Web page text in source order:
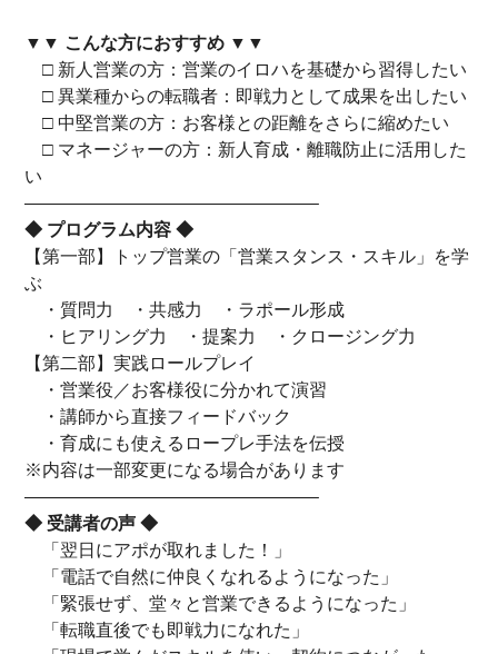
▼▼ こんな方におすすめ ▼▼
□ 新人営業の方：営業のイロハを基礎から習得したい
□ 異業種からの転職者：即戦力として成果を出したい
□ 中堅営業の方：お客様との距離をさらに縮めたい
□ マネージャーの方：新人育成・離職防止に活用した
い
————————————————–
◆ プログラム内容 ◆
【第一部】トップ営業の「営業スタンス・スキル」を学
ぶ
・質問力 ・共感力 ・ラポール形成
・ヒアリング力 ・提案力 ・クロージング力
【第二部】実践ロールプレイ
・営業役／お客様役に分かれて演習
・講師から直接フィードバック
・育成にも使えるロープレ手法を伝授
※内容は一部変更になる場合があります
————————————————–
◆ 受講者の声 ◆
「翌日にアポが取れました！」
「電話で自然に仲良くなれるようになった」
「緊張せず、堂々と営業できるようになった」
「転職直後でも即戦力になれた」